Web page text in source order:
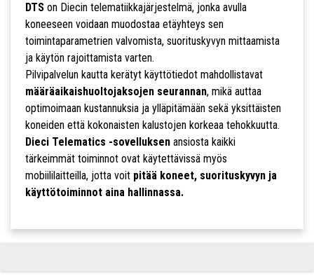
DTSon Diecin telematiikkajärjestelmä, jonka avulla
koneeseen voidaan muodostaa etäyhteys sen
toimintaparametrien valvomista, suorituskyvyn mittaamista
ja käytön rajoittamista varten.
Pilvipalvelun kautta kerätyt käyttötiedot mahdollistavat
määräaikaishuoltojaksojen seurannan, mikä auttaa
optimoimaan kustannuksia ja ylläpitämään sekä yksittäisten
koneiden että kokonaisten kalustojen korkeaa tehokkuutta.
Dieci Telematics -sovelluksenansiosta kaikki
tärkeimmät toiminnot ovat käytettävissä myös
mobiililaitteilla, jotta voit pitää koneet, suorituskyvyn ja
käyttötoiminnot aina hallinnassa.